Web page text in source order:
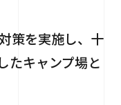
トマップ
策を実施し、十
たキャンプ場と